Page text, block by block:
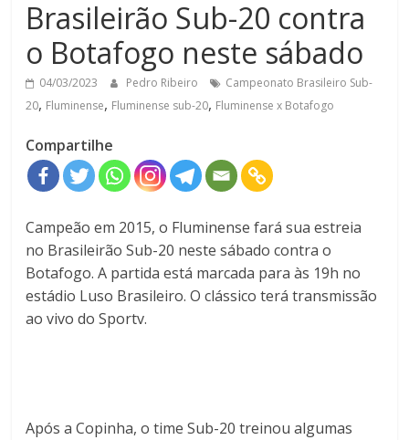
Brasileirão Sub-20 contra
o Botafogo neste sábado
04/03/2023 Pedro Ribeiro
Campeonato Brasileiro Sub-
20, Fluminense, Fluminense sub-20, Fluminense x Botafogo
Compartilhe
Campeão em 2015, o Fluminense fará sua estreia
no Brasileirão Sub-20 neste sábado contra o
Botafogo. A partida está marcada para às 19h no
estádio Luso Brasileiro. O clássico terá transmissão
ao vivo do Sportv.
Após a Copinha, o time Sub-20 treinou algumas